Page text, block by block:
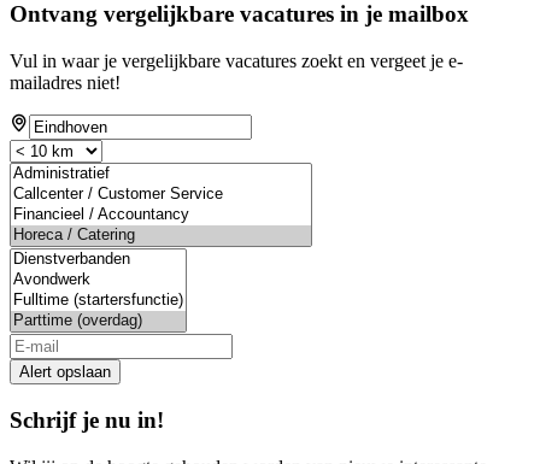
Ontvang vergelijkbare vacatures in je mailbox
Vul in waar je vergelijkbare vacatures zoekt en vergeet je e-
mailadres niet!
If
you
are
a
human,
ignore
this
field
Alert opslaan
Schrijf je nu in!